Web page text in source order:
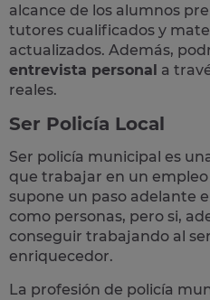
alcance de los alumnos
tutores cualificados y
actualizados. Además,
entrevista personal a
reales.
Ser Policía Local
Ser policía municipal es
que trabajar en un
supone un paso adelante
como personas, pero si,
conseguir trabajando al
enriquecedor.
La profesión de policía